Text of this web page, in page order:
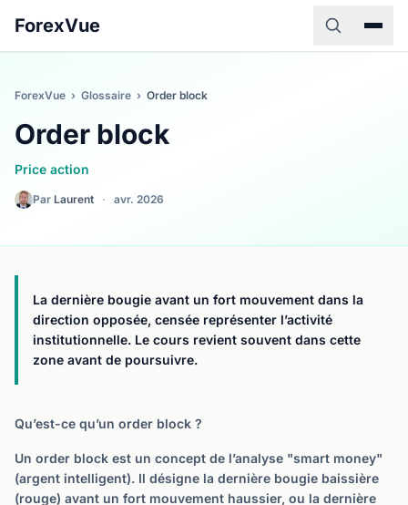
ForexVue
ForexVue › Glossaire › Order block
Order block
Price action
Par Laurent · avr. 2026
La dernière bougie avant un fort mouvement dans la
direction opposée, censée représenter l’activité
institutionnelle. Le cours revient souvent dans cette
zone avant de poursuivre.
Qu’est-ce qu’un order block ?
Un order block est un concept de l’analyse "smart money"
(argent intelligent). Il désigne la dernière bougie baissière
(rouge) avant un fort mouvement haussier, ou la dernière